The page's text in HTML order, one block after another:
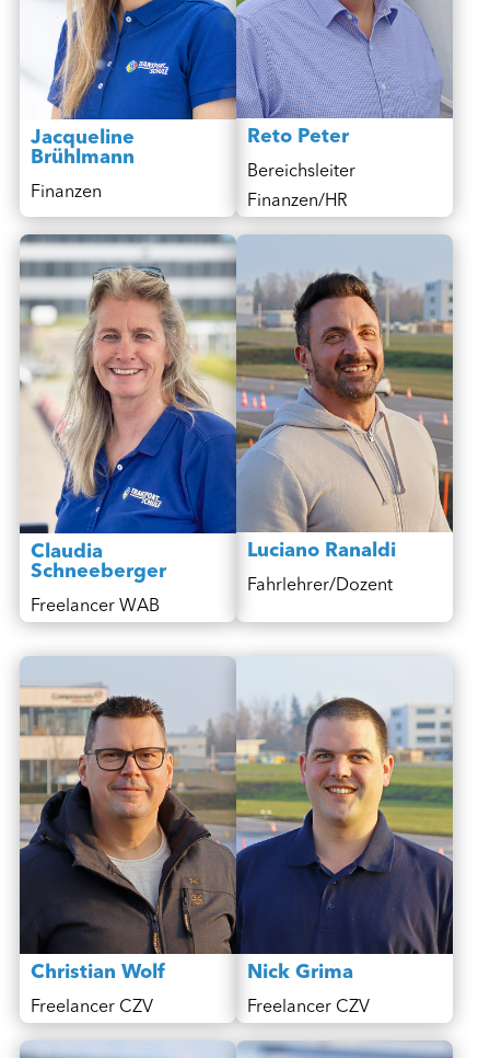
Jacqueline
Brühlmann
Finanzen
Reto Peter
Bereichsleiter
Finanzen/HR
Claudia
Schneeberger
Freelancer WAB
Luciano Ranaldi
Fahrlehrer/Dozent
Christian Wolf
Freelancer CZV
Nick Grima
Freelancer CZV